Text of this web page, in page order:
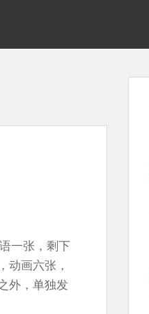
一张，剩下
动画六张，
外，单独发